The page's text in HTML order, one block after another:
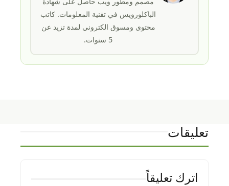
الباكلورويس في تقنية المعلومات. كاتب
محتوى ومسوق الكتروني لمدة تزيد عن
5 سنوات.
تعليقات
اترك تعليقاً